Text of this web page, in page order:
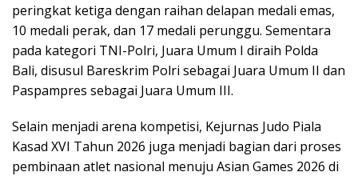
peringkat ketiga dengan raihan delapan medali emas,
10 medali perak, dan 17 medali perunggu. Sementara
pada kategori TNI-Polri, Juara Umum I diraih Polda
Bali, disusul Bareskrim Polri sebagai Juara Umum II dan
Paspampres sebagai Juara Umum III.
Selain menjadi arena kompetisi, Kejurnas Judo Piala
Kasad XVI Tahun 2026 juga menjadi bagian dari proses
pembinaan atlet nasional menuju Asian Games 2026 di